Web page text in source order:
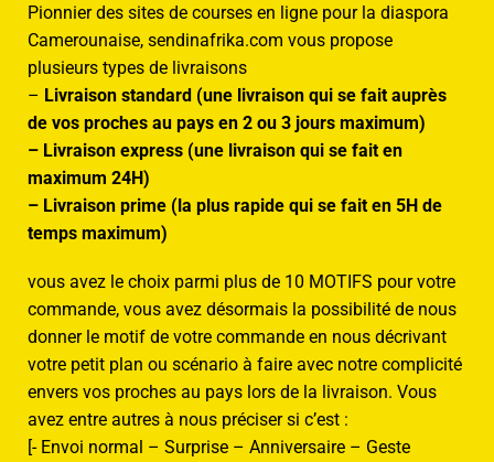
Pionnier des sites de courses en ligne pour la diaspora
Camerounaise, sendinafrika.com vous propose
plusieurs types de livraisons
– Livraison standard (une livraison qui se fait auprès
de vos proches au pays en 2 ou 3 jours maximum)
– Livraison express (une livraison qui se fait en
maximum 24H)
– Livraison prime (la plus rapide qui se fait en 5H de
temps maximum)
vous avez le choix parmi plus de 10 MOTIFS pour votre
commande, vous avez désormais la possibilité de nous
donner le motif de votre commande en nous décrivant
votre petit plan ou scénario à faire avec notre complicité
envers vos proches au pays lors de la livraison. Vous
avez entre autres à nous préciser si c’est :
[- Envoi normal – Surprise – Anniversaire – Geste